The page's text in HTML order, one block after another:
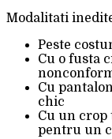
Modalitati
Peste
Cu o fusta
Cu
chic
Cu un crop
pentru un